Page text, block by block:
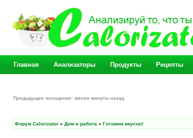
Главная Анализаторы Продукты Рецепты
Предыдущее посещение: менее минуты назад
Форум Calorizator » Дом и работа » Готовим вкусно!